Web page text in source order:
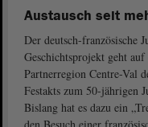
Austausch seit
Der deutsch-französische
Geschichtsprojekt geht auf
Partnerregion Centre-Val
Festakts zum 50-jährigen
Bislang hat es dazu ein
den Besuch einer